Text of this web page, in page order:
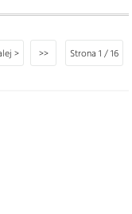
> >> Strona 1 / 16